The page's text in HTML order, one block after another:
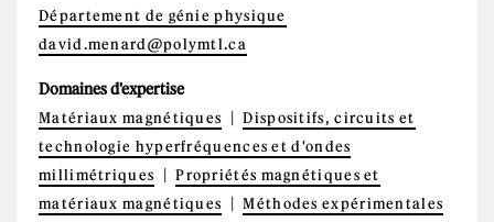
Département de génie physique
david.menard@polymtl.ca
Domaines d'expertise
Matériaux magnétiques
Dispositifs, circuits et
technologie hyperfréquences et d'ondes
millimétriques
Propriétés magnétiques et
matériaux magnétiques
Méthodes expérimentales